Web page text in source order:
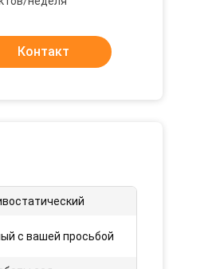
Контакт
с вашей просьбой